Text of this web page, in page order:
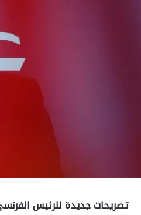
تصريحات جديدة للرئيس